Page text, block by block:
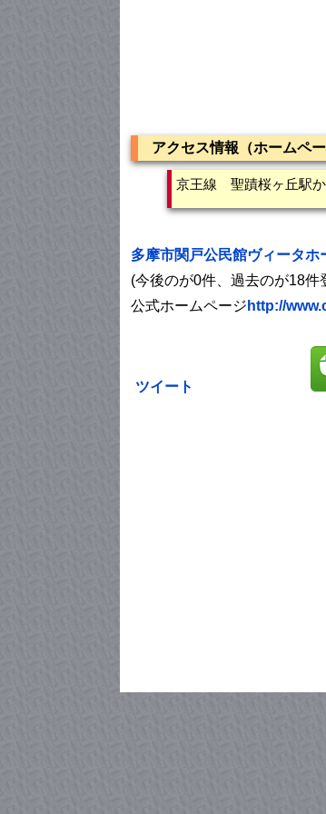
アクセス情報（ホームペ
京王線 聖蹟桜ヶ丘駅
多摩市関戸公民館ヴィータホ
(今後のが0件、過去のが18件
公式ホームページ http://
ツイート